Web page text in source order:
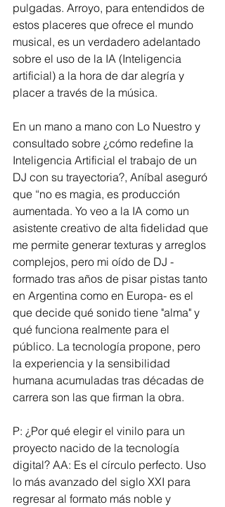
pulgadas. Arroyo, para entendidos de
estos placeres que ofrece el mundo
musical, es un verdadero adelantado
sobre el uso de la IA (Inteligencia
artificial) a la hora de dar alegría y
placer a través de la música.
En un mano a mano con Lo Nuestro y
consultado sobre ¿cómo redefine la
Inteligencia Artificial el trabajo de un
DJ con su trayectoria?, Aníbal aseguró
que “no es magia, es producción
aumentada. Yo veo a la IA como un
asistente creativo de alta fidelidad que
me permite generar texturas y arreglos
complejos, pero mi oído de DJ -
formado tras años de pisar pistas tanto
en Argentina como en Europa- es el
que decide qué sonido tiene "alma" y
qué funciona realmente para el
público. La tecnología propone, pero
la experiencia y la sensibilidad
humana acumuladas tras décadas de
carrera son las que firman la obra.
P: ¿Por qué elegir el vinilo para un
proyecto nacido de la tecnología
digital? AA: Es el círculo perfecto. Uso
lo más avanzado del siglo XXI para
regresar al formato más noble y